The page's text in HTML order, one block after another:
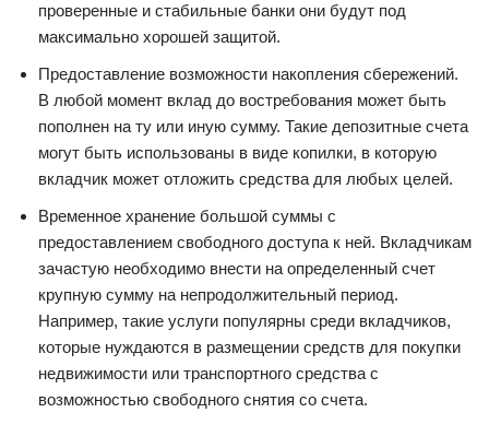
проверенные и стабильные банки они будут под
максимально хорошей защитой.
Предоставление возможности накопления сбережений.
В любой момент вклад до востребования может быть
пополнен на ту или иную сумму. Такие депозитные счета
могут быть использованы в виде копилки, в которую
вкладчик может отложить средства для любых целей.
Временное хранение большой суммы с
предоставлением свободного доступа к ней. Вкладчикам
зачастую необходимо внести на определенный счет
крупную сумму на непродолжительный период.
Например, такие услуги популярны среди вкладчиков,
которые нуждаются в размещении средств для покупки
недвижимости или транспортного средства с
возможностью свободного снятия со счета.